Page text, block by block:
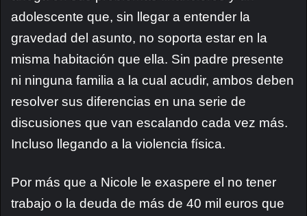
adolescente que, sin llegar a entender la
gravedad del asunto, no soporta estar en la
misma habitación que ella. Sin padre presente
ni ninguna familia a la cual acudir, ambos deben
resolver sus diferencias en una serie de
discusiones que van escalando cada vez más.
Incluso llegando a la violencia física.
Por más que a Nicole le exaspere el no tener
trabajo o la deuda de más de 40 mil euros que